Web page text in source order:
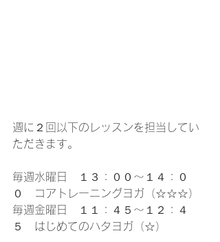
週に２回以下のレッスンを担当してい
ただきます。
毎週水曜日　１３：００～１４：０
０　コアトレーニングヨガ（☆☆☆）
毎週金曜日　１１：４５～１２：４
５　はじめてのハタヨガ（☆）